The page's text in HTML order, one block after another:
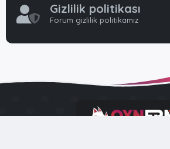
Gizlilik politikası
Forum gizlilik politikamız